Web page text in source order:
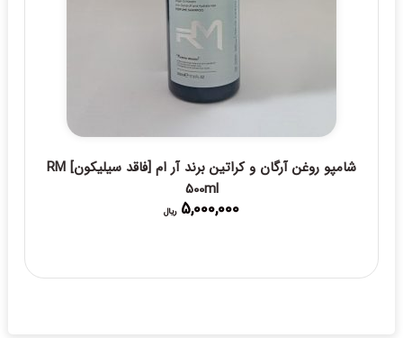
شامپو روغن آرگان و کراتین برند آر ام [فاقد سیلیکون] RM
500ml
5,000,000 ریال